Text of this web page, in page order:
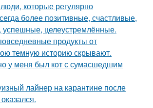
которые регулярно
более позитивные, счастливые,
успешные, целеустремлённые.
продукты от
темную историю скрывают.
у меня был кот с сумасшедшим
лайнер на карантине после